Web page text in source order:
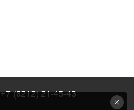
+7 (8212) 21-45-43